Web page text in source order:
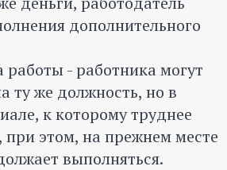
дополнительного
работы - работника могут
ту же должность, но в
к которому труднее
при этом, на прежнем месте
выполняться.